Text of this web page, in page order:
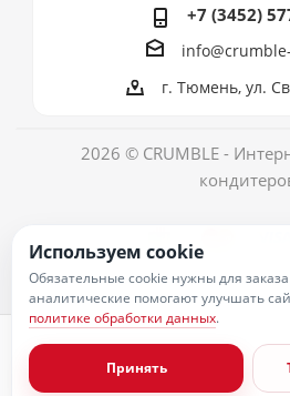
+7 (3452)
г. Тюмень, ул.
2026 © CRUMBLE -
Согласие на обработку персональных
Публичная оферта
Пользовательское соглашение
Используем cookie
Обязательные cookie нужны для
аналитические помогают улучшать
политике обработки данных.
Принять